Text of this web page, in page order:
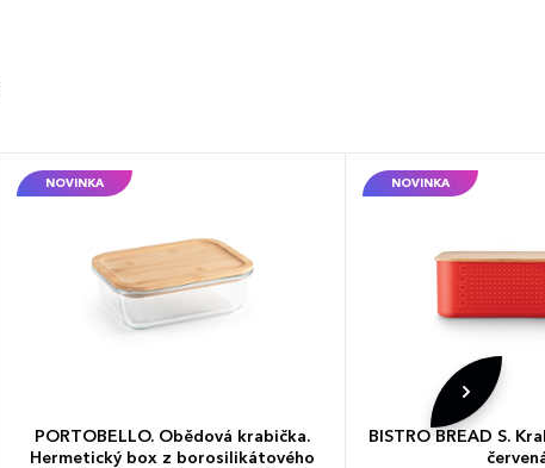
NOVINKA
PORTOBELLO. Obědová krabička.
Hermetický box z borosilikátového
NOVINKA
BISTRO BREAD S.